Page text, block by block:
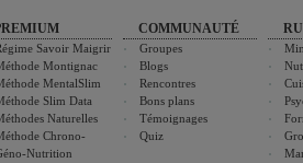
Savoir Maigrir
Montignac
MentalSlim
Slim Data
Naturelles
Chrono-
Nutrition
COMMUNAUTÉ
Groupes
Blogs
Rencontres
Bons plans
Témoignages
Quiz